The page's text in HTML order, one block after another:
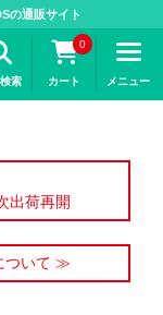
の通販サイト
索
0
カート メニュー
出荷再開
ついて ≫